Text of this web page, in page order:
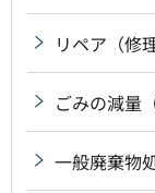
リペア（修
ごみの減量
一般廃棄物